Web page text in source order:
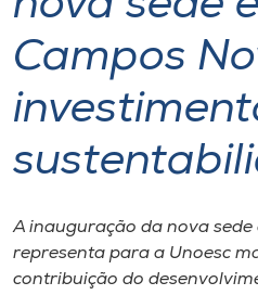
Atendimento ao Estudante
Portal de Ensino
A
Internacionalização
Campos
A inauguração da nova sede
representa para a Unoesc
contribuição do